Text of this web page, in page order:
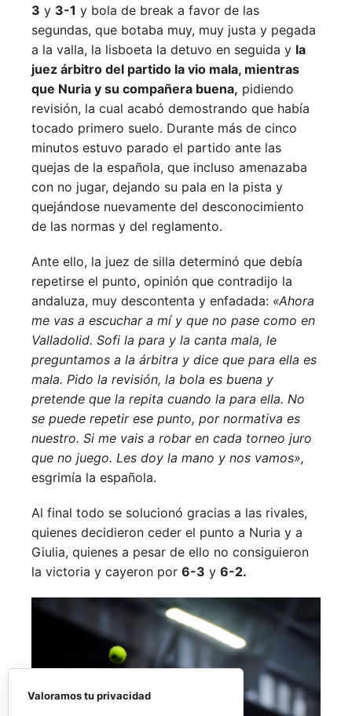
3 y 3-1 y bola de break a favor de las
segundas, que botaba muy, muy justa y pegada
a la valla, la lisboeta la detuvo en seguida y la
juez árbitro del partido la vio mala, mientras
que Nuria y su compañera buena, pidiendo
revisión, la cual acabó demostrando que había
tocado primero suelo. Durante más de cinco
minutos estuvo parado el partido ante las
quejas de la española, que incluso amenazaba
con no jugar, dejando su pala en la pista y
quejándose nuevamente del desconocimiento
de las normas y del reglamento.
Ante ello, la juez de silla determinó que debía
repetirse el punto, opinión que contradijo la
andaluza, muy descontenta y enfadada: «Ahora
me vas a escuchar a mí y que no pase como en
Valladolid. Sofi la para y la canta mala, le
preguntamos a la árbitra y dice que para ella es
mala. Pido la revisión, la bola es buena y
pretende que la repita cuando la para ella. No
se puede repetir ese punto, por normativa es
nuestro. Si me vais a robar en cada torneo juro
que no juego. Les doy la mano y nos vamos»,
esgrimía la española.
Al final todo se solucionó gracias a las rivales,
quienes decidieron ceder el punto a Nuria y a
Giulia, quienes a pesar de ello no consiguieron
la victoria y cayeron por 6-3 y 6-2.
Valoramos tu privacidad